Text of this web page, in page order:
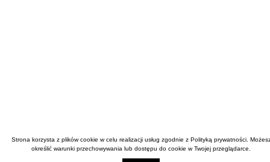
Strona korzysta z plików cookie w celu realizacji usług zgodnie z Polityką prywatności.
określić warunki przechowywania lub dostępu do cookie w Twojej przeglądarce.